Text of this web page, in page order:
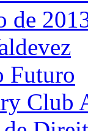
de
Futuro
Club